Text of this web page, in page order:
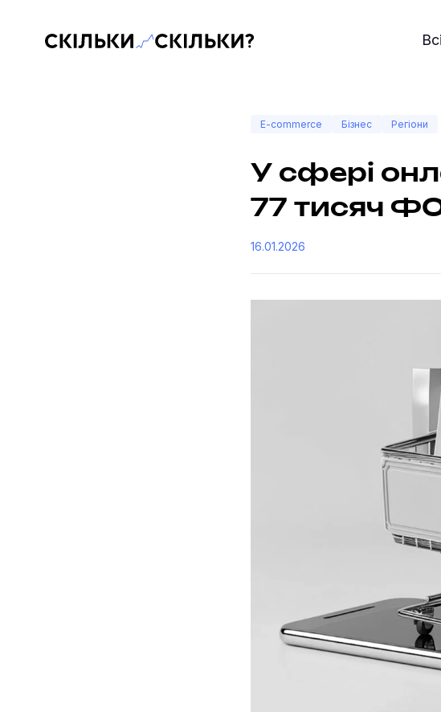
Скільки-скільки? — Медіа про суспільні дані
E-commerce Бізнес Регіони
У сфері
77 тисяч
16.01.2026